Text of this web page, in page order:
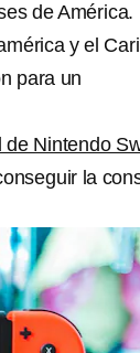
de América.
y el
para un
de Nintendo
la